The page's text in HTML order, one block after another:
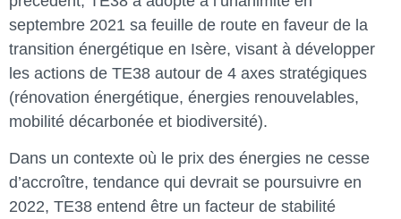
septembre 2021 sa feuille de route en faveur de la
transition énergétique en Isère, visant à développer
les actions de TE38 autour de 4 axes stratégiques
(rénovation énergétique, énergies renouvelables,
mobilité décarbonée et biodiversité).
Dans un contexte où le prix des énergies ne cesse
d’accroître, tendance qui devrait se poursuivre en
2022, TE38 entend être un facteur de stabilité